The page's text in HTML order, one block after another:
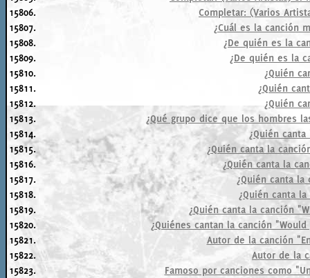
15806.
Completar: (Varios
15807.
¿Cuál es la canción
15808.
¿De quién es la
15809.
¿De quién es la
15810.
¿Quién
15811.
¿Quién
15812.
¿Quién
15813.
¿Qué grupo dice que los hombres
15814.
¿Quién
15815.
¿Quién canta la
15816.
¿Quién canta la
15817.
¿Quién canta la
15818.
¿Quién canta
15819.
¿Quién canta la canción
15820.
¿Quiénes cantan la canción
15821.
Autor de la canción
15822.
Autor de la
15823.
Famoso por canciones como